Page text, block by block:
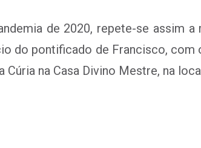
de 2020, repete-se assim
do pontificado de Francisco,
Cúria na Casa Divino Mestre, na